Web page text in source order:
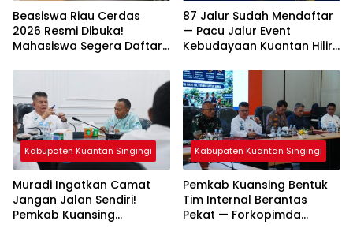
Beasiswa Riau Cerdas
2026 Resmi Dibuka!
Mahasiswa Segera Daftar
Jadwalnya
87 Jalur Sudah Mendaftar
— Pacu Jalur Event
Kebudayaan Kuantan Hilir
Rekor Peserta
Kabupaten Kuantan Singingi
Muradi Ingatkan Camat
Jangan Jalan Sendiri!
Pemkab Kuansing
Kabupaten Kuantan Singingi
Pemkab Kuansing Bentuk
Tim Internal Berantas
Pekat — Forkopimda